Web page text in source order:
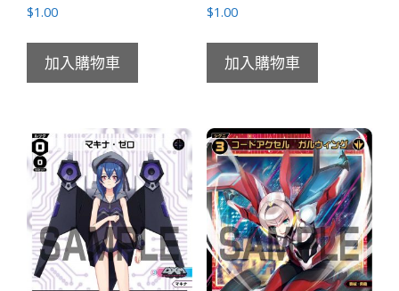
$1.00
加入購物車
$1.00
加入購物車